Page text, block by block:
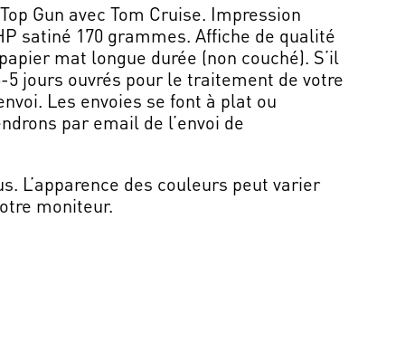
Gun avec Tom Cruise. Impression
satiné 170 grammes. Affiche de qualité
mat longue durée (non couché). S’il
5 jours ouvrés pour le traitement de votre
Les envoies se font à plat ou
par email de l’envoi de
L’apparence des couleurs peut varier
moniteur.